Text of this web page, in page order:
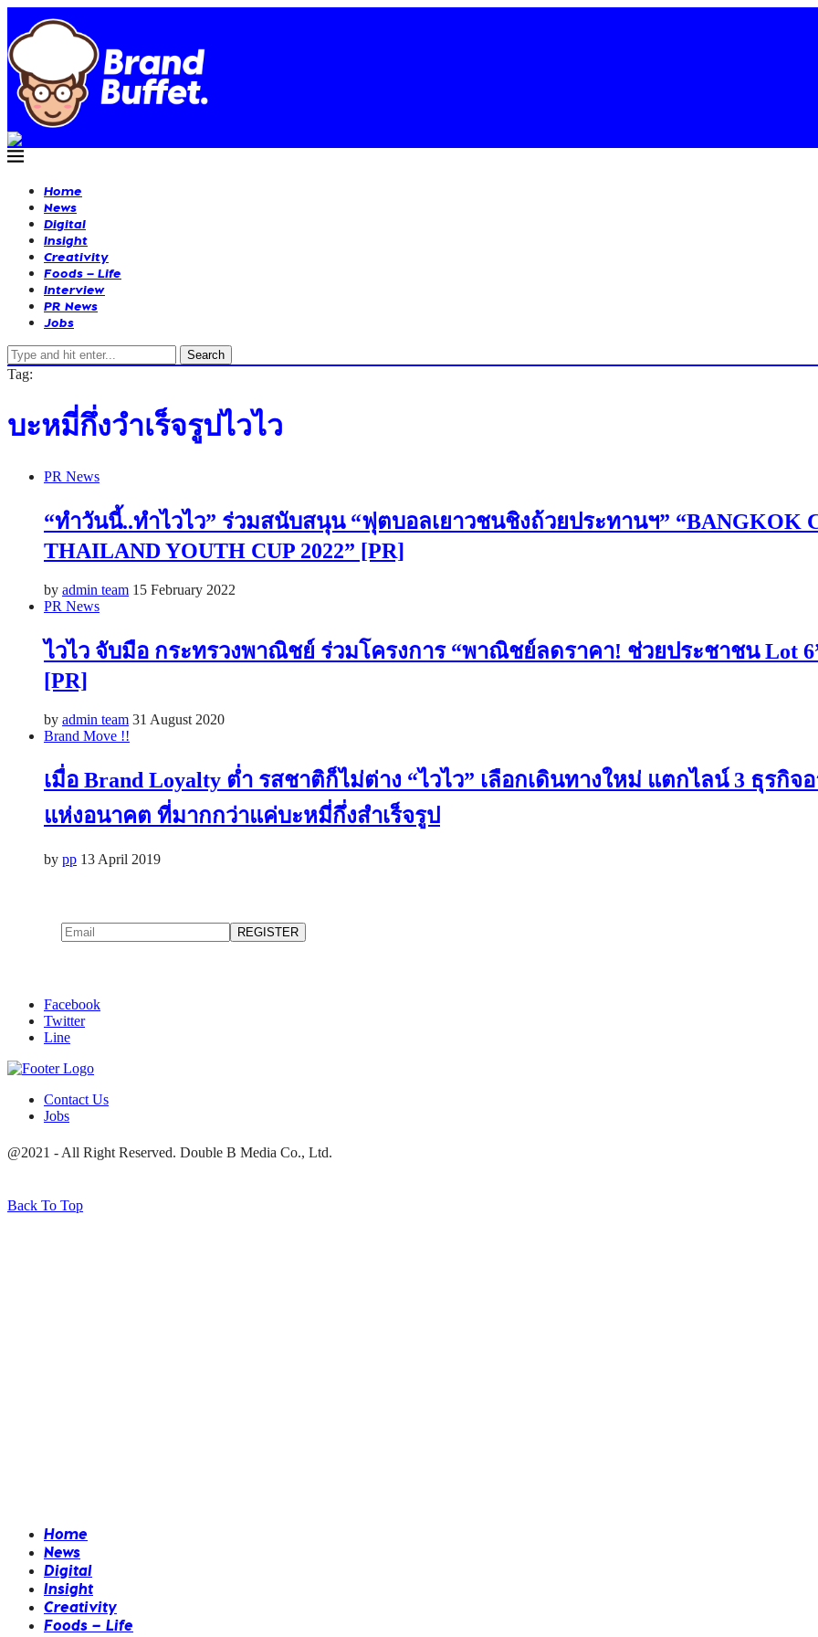
Home
News
Digital
Insight
Creativity
Foods – Life
Interview
PR News
Jobs
Search
Tag:
บะหมี่กึ่งวำเร็จรูปไวไว
PR News
“ทำวันนี้..ทำไวไว” ร่วมสนับสนุน “ฟุตบอลเยาวชนชิงถ้วยประทานฯ” “BANGKOK
THAILAND YOUTH CUP 2022” [PR]
by admin team 15 February 2022
PR News
ไวไว จับมือ กระทรวงพาณิชย์ ร่วมโครงการ “พาณิชย์ลดราคา! ช่วยประชาชน Lot
[PR]
by admin team 31 August 2020
Brand Move !!
เมื่อ Brand Loyalty ต่ำ รสชาติก็ไม่ต่าง “ไวไว” เลือกเดินทางใหม่ แตกไลน์ 3 ธุรกิจ
แห่งอนาคต ที่มากกว่าแค่บะหมี่กึ่งสำเร็จรูป
by pp 13 April 2019
Facebook
Twitter
Line
Contact Us
Jobs
@2021 - All Right Reserved. Double B Media Co., Ltd.
Back To Top
Home
News
Digital
Insight
Creativity
Foods – Life